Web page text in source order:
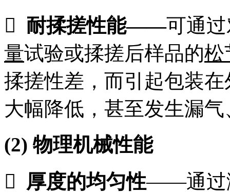
 耐揉搓性能——可通
量试验或揉搓后样品的松
揉搓性差，而引起包装
大幅降低，甚至发生漏
(2) 物理机械性能
 厚度的均匀性——通过